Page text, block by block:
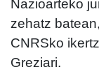
Nazioarteko
zehatz
CNRSko
Greziari.